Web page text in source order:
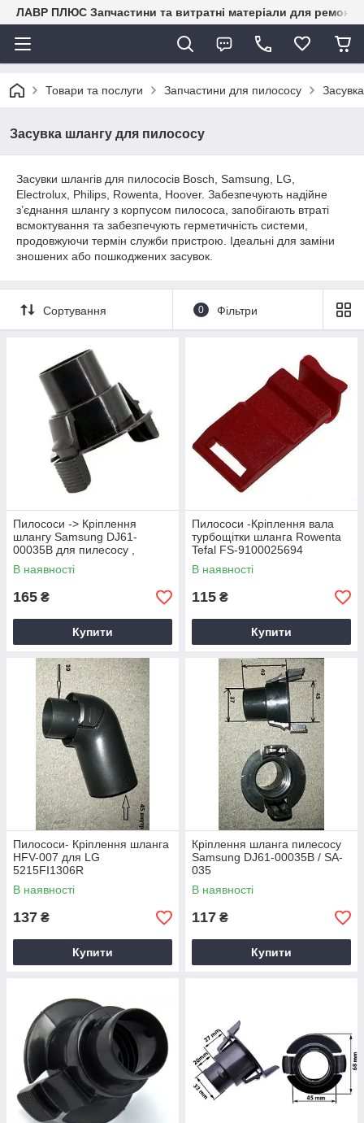
ЛАВР ПЛЮС Запчастини та витратні матеріали для ремонту
Товари та послуги Запчастини для пилососу
Засувка шлангу для пилососу
Засувки шлангів для пилососів Bosch, Samsung, LG,
Electrolux, Philips, Rowenta, Hoover. Забезпечують надійне
з’єднання шлангу з корпусом пилососа, запобігають втраті
всмоктування та забезпечують герметичність системи,
продовжуючи термін служби пристрою. Ідеальні для заміни
зношених або пошкоджених засувок.
Сортування 0 Фільтри
Пилососи -> Кріплення
шлангу Samsung DJ61-
00035B для пилесосу ,
засувка для шланга
В наявності
165 ₴
Купити
Пилососи -Кріплення вала
турбощітки шланга Rowenta
Tefal FS-9100025694
В наявності
115 ₴
Купити
Пилососи- Кріплення шланга
HFV-007 для LG
5215FI1306R
В наявності
137 ₴
Купити
Кріплення шланга пилесосу
Samsung DJ61-00035B / SA-
035
В наявності
117 ₴
Купити